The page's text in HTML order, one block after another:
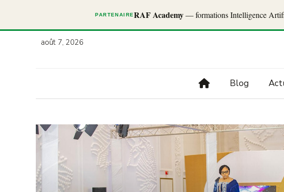
PARTENAIRERAF Academy— formations Intelligence
août 7, 2026
Blog